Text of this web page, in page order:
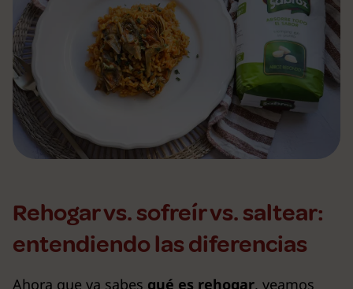
Rehogar vs. sofreír vs. saltear:
entendiendo las diferencias
Ahora que ya sabes qué es rehogar, veamos